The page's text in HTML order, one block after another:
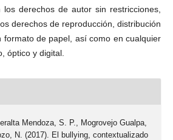
los derechos de autor sin restricciones,
derechos de reproducción, distribución
formato de papel, así como en cualquier
óptico y digital.
Mendoza, S. P., Mogrovejo Gualpa,
N. (2017). El bullying, contextualizado